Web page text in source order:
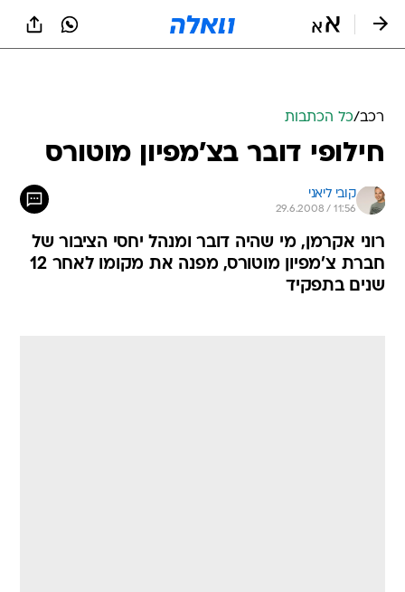
רכב/כל הכתבות
חילופי דובר בצ'מפיון מוטורס
קובי ליאני
29.6.2008 / 11:56
רוני אקרמן, מי שהיה דובר ומנהל יחסי הציבור של
חברת צ'מפיון מוטורס, מפנה את מקומו לאחר 12
שנים בתפקיד